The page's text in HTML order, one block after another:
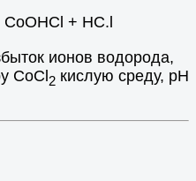
СоOHCl + HC.l
ионов водорода,
СоCl2 кислую среду, рН